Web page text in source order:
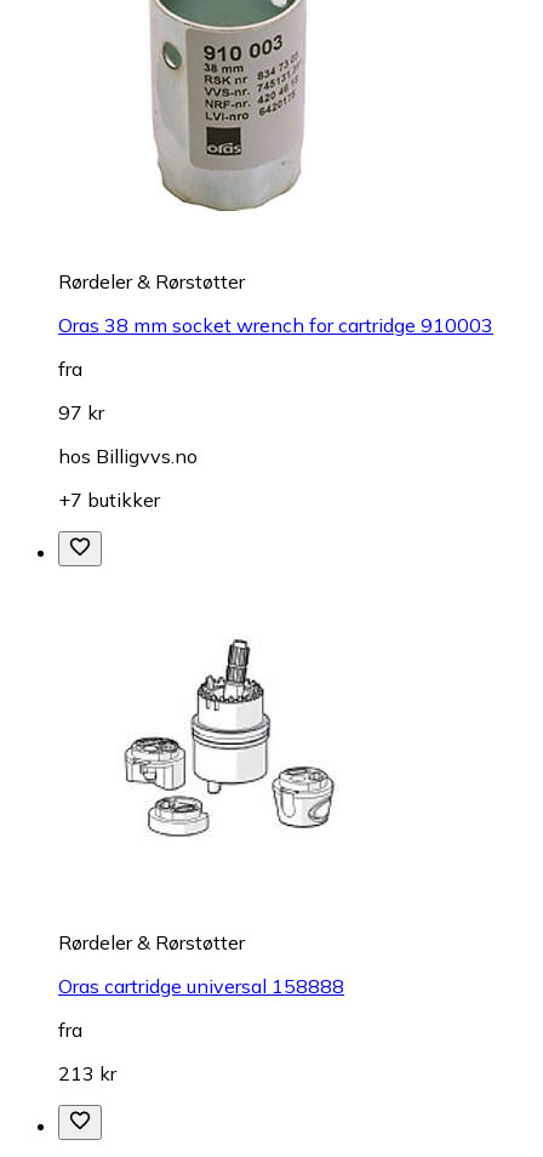
Rørdeler & Rørstøtter
Oras 38 mm socket wrench for cartridge 910003
fra
97 kr
hos Billigvvs.no
+7 butikker
Rørdeler & Rørstøtter
Oras cartridge universal 158888
fra
213 kr